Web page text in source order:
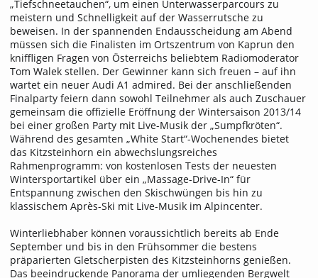
„Tiefschneetauchen“, um einen Unterwasserparcours zu
meistern und Schnelligkeit auf der Wasserrutsche zu
beweisen. In der spannenden Endausscheidung am Abend
müssen sich die Finalisten im Ortszentrum von Kaprun den
kniffligen Fragen von Österreichs beliebtem Radiomoderator
Tom Walek stellen. Der Gewinner kann sich freuen – auf ihn
wartet ein neuer Audi A1 admired. Bei der anschließenden
Finalparty feiern dann sowohl Teilnehmer als auch Zuschauer
gemeinsam die offizielle Eröffnung der Wintersaison 2013/14
bei einer großen Party mit Live-Musik der „Sumpfkröten“.
Während des gesamten „White Start“-Wochenendes bietet
das Kitzsteinhorn ein abwechslungsreiches
Rahmenprogramm: von kostenlosen Tests der neuesten
Wintersportartikel über ein „Massage-Drive-In“ für
Entspannung zwischen den Skischwüngen bis hin zu
klassischem Après-Ski mit Live-Musik im Alpincenter.
Winterliebhaber können voraussichtlich bereits ab Ende
September und bis in den Frühsommer die bestens
präparierten Gletscherpisten des Kitzsteinhorns genießen.
Das beeindruckende Panorama der umliegenden Bergwelt